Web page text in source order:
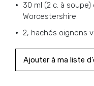
30 ml (2 c. à soupe)
Worcestershire
2, hachés oignons
Ajouter à ma liste